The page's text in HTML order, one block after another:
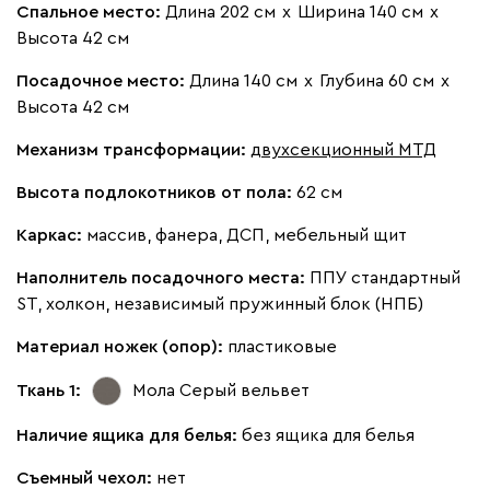
Марсала Молочный
Жёлтый Терракота
Ланза
Спальное место: Длина 202 см х Ширина 140 см х
Высота 42 см
Посадочное место: Длина 140 см х Глубина 60 см х
Высота 42 см
Механизм трансформации: двухсекционный МТД
Высота подлокотников от пола: 62 см
Каркас: массив, фанера, ДСП, мебельный щит
Наполнитель посадочного места: ППУ стандартный
ST, холкон, независимый пружинный блок (НПБ)
Материал ножек (опор): пластиковые
Ткань 1: Мола Серый вельвет
Наличие ящика для белья: без ящика для белья
Съемный чехол: нет